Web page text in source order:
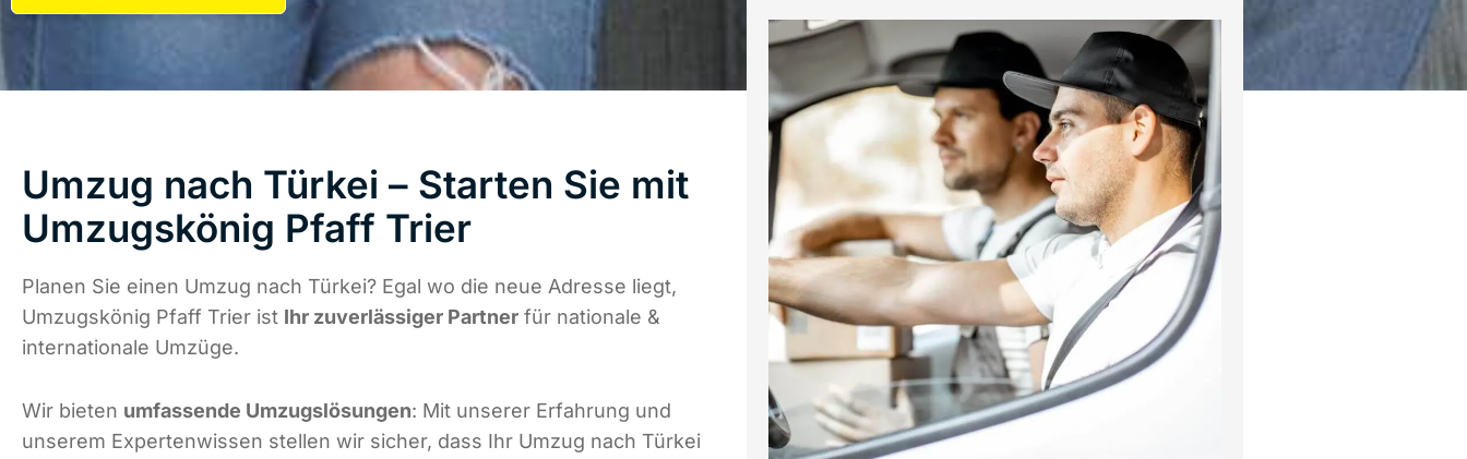
Umzug nach Türkei – Starten Sie mit
Umzugskönig Pfaff Trier
Planen Sie einen Umzug nach Türkei? Egal wo die neue Adresse liegt,
Umzugskönig Pfaff Trier ist Ihr zuverlässiger Partner für nationale &
internationale Umzüge.
Wir bieten umfassende Umzugslösungen: Mit unserer Erfahrung und
unserem Expertenwissen stellen wir sicher, dass Ihr Umzug nach Türkei